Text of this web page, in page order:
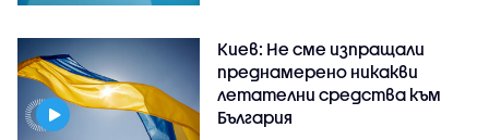
Киев: Не сме изпращали
преднамерено никакви
летателни средства към
България